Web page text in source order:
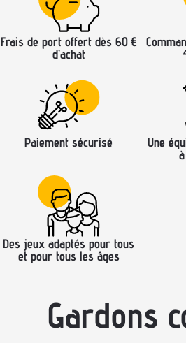
Frais de port offert dès 60 €
d’achat
Paiement sécurisé
Une
Des jeux adaptés pour tous
et pour tous les âges
Gardons